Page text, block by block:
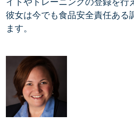
彼女は今でも食品安全責任ある
ます。